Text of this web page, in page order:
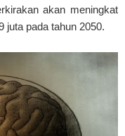
akan meningkat
juta pada tahun 2050.